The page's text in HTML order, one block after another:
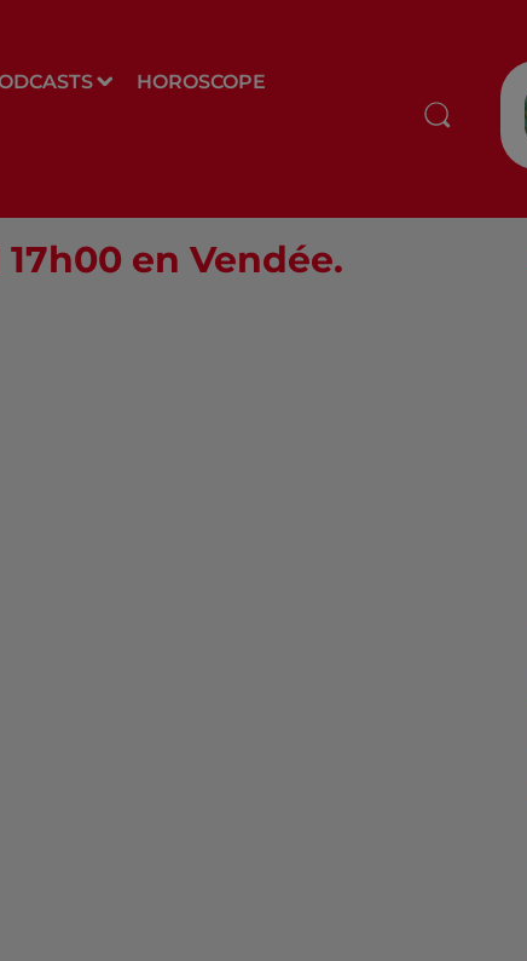
HOROSCOPE
en Vendée.